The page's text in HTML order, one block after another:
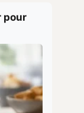
pour